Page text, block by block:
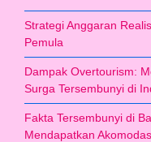
Strategi Anggaran
Pemula
Dampak Overtourism:
Surga Tersembunyi di
Fakta Tersembunyi di
Mendapatkan